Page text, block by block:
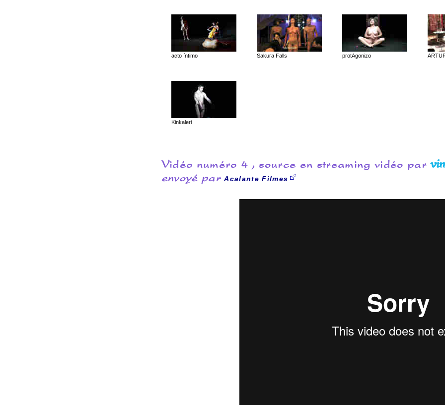
acto íntimo Sakura Falls protAgonizo
Kinkaleri
Vidéo numéro 4 , source en streaming vidéo par
envoyé parAcalante Filmes